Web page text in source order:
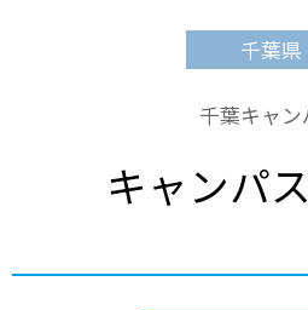
千葉県
千葉キャン
キャンパ